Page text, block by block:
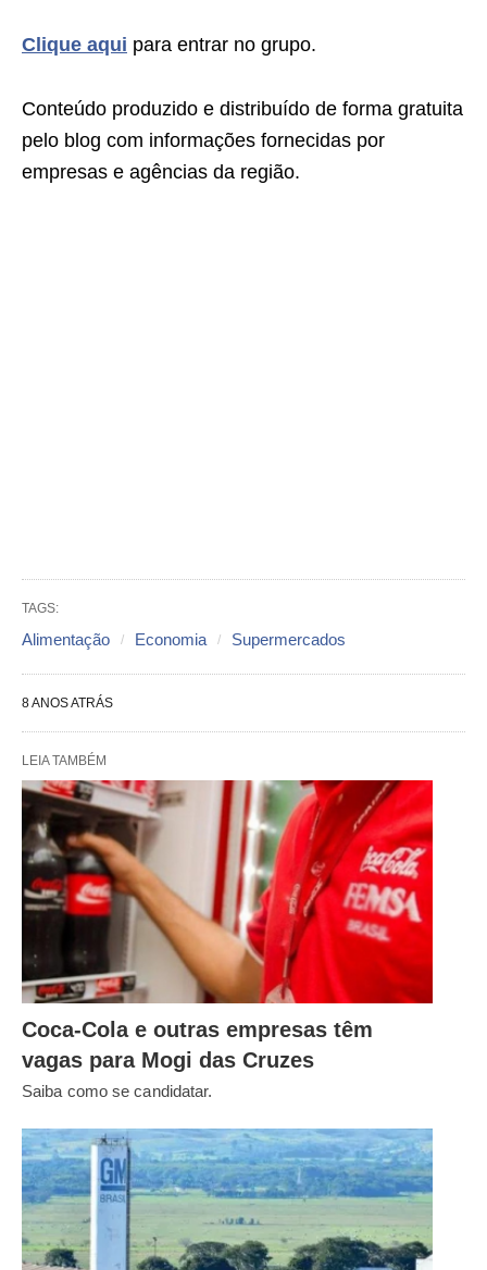
Clique aqui para entrar no grupo.
Conteúdo produzido e distribuído de forma gratuita
pelo blog com informações fornecidas por
empresas e agências da região.
TAGS:
Alimentação Economia Supermercados
8 ANOS ATRÁS
LEIA TAMBÉM
Coca-Cola e outras empresas têm
vagas para Mogi das Cruzes
Saiba como se candidatar.